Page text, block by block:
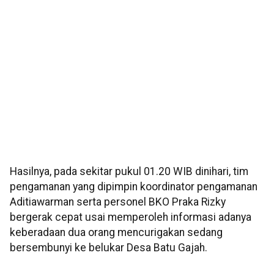
Hasilnya, pada sekitar pukul 01.20 WIB dinihari, tim
pengamanan yang dipimpin koordinator pengamanan
Aditiawarman serta personel BKO Praka Rizky
bergerak cepat usai memperoleh informasi adanya
keberadaan dua orang mencurigakan sedang
bersembunyi ke belukar Desa Batu Gajah.